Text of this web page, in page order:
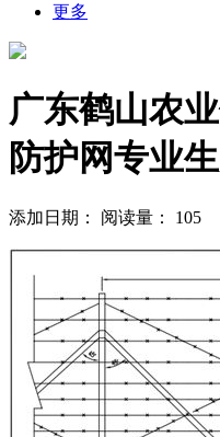
更多
广东鹤山农
防护网专业
添加日期： 阅读量： 105